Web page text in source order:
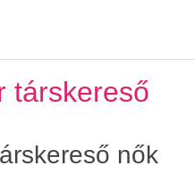
társkereső
nők